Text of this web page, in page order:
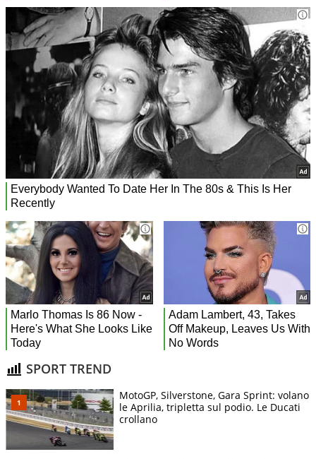
SPORT TREND
MotoGP, Silverstone, Gara Sprint: volano
le Aprilia, tripletta sul podio. Le Ducati
crollano